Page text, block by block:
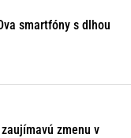
smartfóny s dlhou
zmenu v